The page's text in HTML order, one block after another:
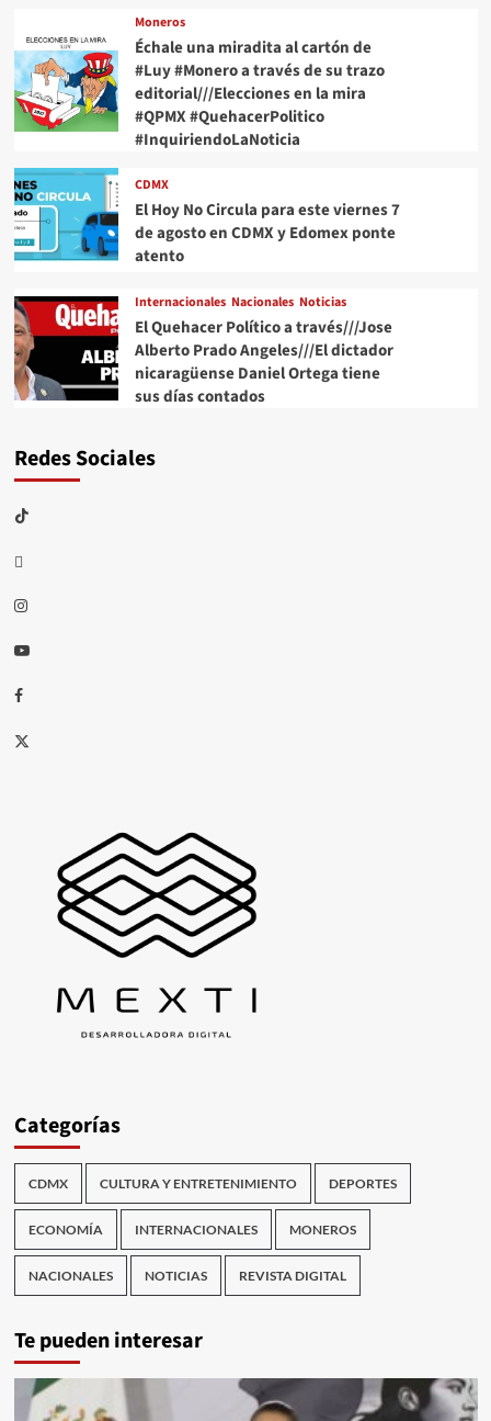
Moneros
Échale una miradita al cartón de
#Luy #Monero a través de su trazo
editorial///Elecciones en la mira
#QPMX #QuehacerPolitico
#InquiriendoLaNoticia
CDMX
El Hoy No Circula para este viernes 7
de agosto en CDMX y Edomex ponte
atento
Internacionales Nacionales Noticias
El Quehacer Político a través///Jose
Alberto Prado Angeles///El dictador
nicaragüense Daniel Ortega tiene
sus días contados
Redes Sociales
TikTok
threads
Instagram
Youtube
Facebook
X
Categorías
CDMX CULTURA Y ENTRETENIMIENTO DEPORTES
ECONOMÍA INTERNACIONALES MONEROS
NACIONALES NOTICIAS REVISTA DIGITAL
Te pueden interesar